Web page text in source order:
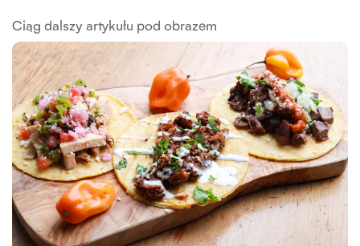
Ciąg dalszy artykułu pod obrazem